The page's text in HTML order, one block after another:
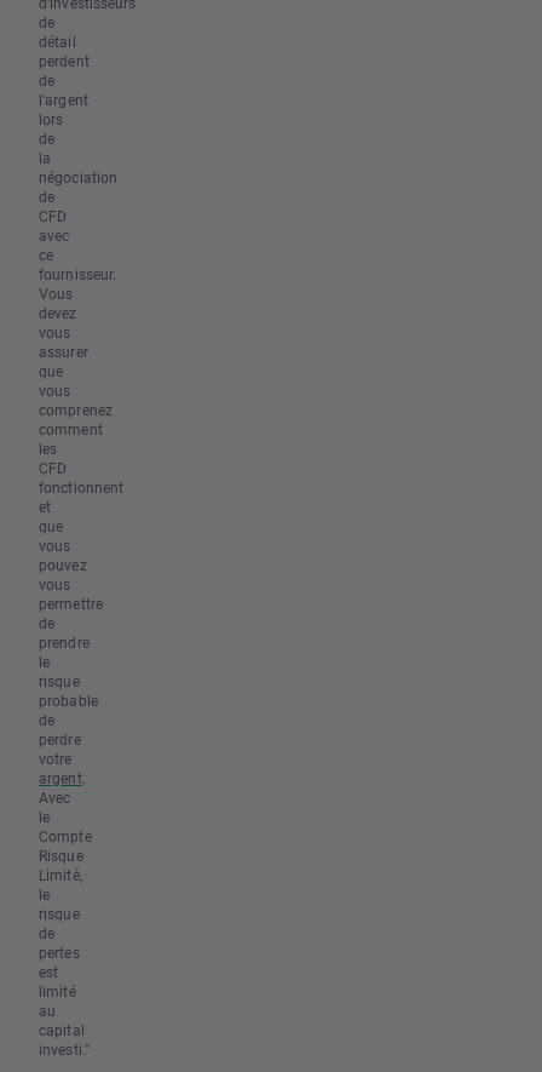
de
détail
perdent
de
l'argent
lors
de
la
négociation
de
CFD
avec
ce
fournisseur.
Vous
devez
vous
assurer
que
vous
comprenez
comment
les
CFD
fonctionnent
et
que
vous
pouvez
vous
permettre
de
prendre
le
risque
probable
de
perdre
votre
argent.
Avec
le
Compte
Risque
Limité,
le
risque
de
pertes
est
limité
au
capital
investi."